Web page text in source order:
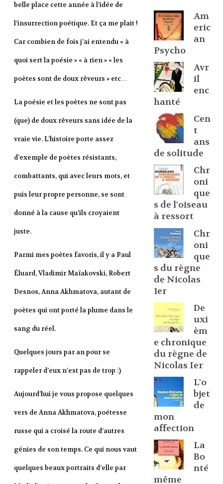
belle place cette année à l’idée de
l’insurrection poétique. Et ça me plait !
Car combien de fois j’ai entendu « à
quoi sert la poésie » « à rien » « les
poètes sont de doux rêveurs » etc…
La poésie et les poètes ne sont pas
(que) de doux rêveurs sans idée de la
vraie vie. L’histoire porte assez
d’exemple de poètes résistants,
combattants, qui avec leurs mots, et
puis leur propre personne, se sont
donné à la cause qu’ils croyaient
juste.
Parmi mes poètes favoris, il y a Paul
Éluard, Vladimir Maïakovski, Robert
Desnos, Anna Akhmatova, autant de
poètes qui ont porté la plume dans le
sang du réel.
Quelques jours par an pour se
rappeler d’eux n’est pas de trop :)
Aujourd’hui je vous propose quelques
vers de Anna Akhmatova, poétesse
russe qui a croisé la route d’autres
génies de son temps. Ce qui nous vaut
quelques beaux portraits d’elle par
Am
eric
an
Psycho
Avr
il
enc
hanté
Cen
t
ans
de solitude
Chr
oni
que
s de l'oiseau
à ressort
Chr
oni
que
s du règne
de Nicolas
1er
De
uxi
èm
e chronique
du règne de
Nicolas Ier
L'o
bjet
de
mon
affection
La
Bo
nté
même